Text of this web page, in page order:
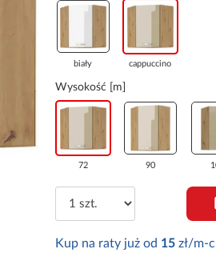
biały cappuccino
Wysokość [m]
72 90
Kup na raty już od 15zł/m-c